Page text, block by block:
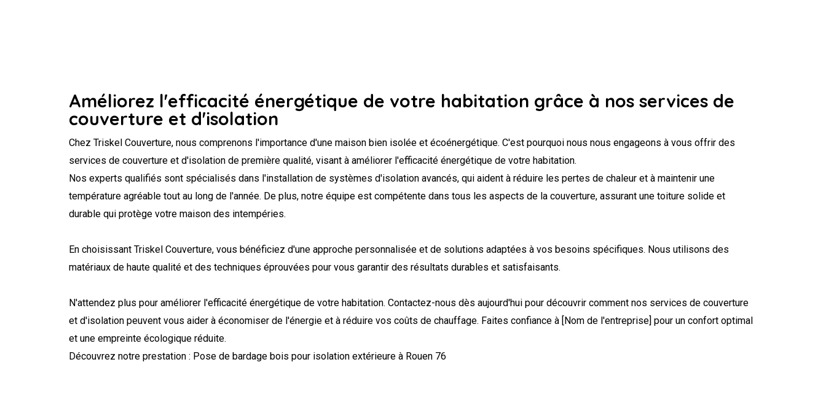
Améliorez l'efficacité énergétique de votre habitation grâce à nos services de
couverture et d'isolation
Chez Triskel Couverture, nous comprenons l'importance d'une maison bien isolée et écoénergétique. C'est pourquoi nous nous engageons à vous offrir des
services de couverture et d'isolation de première qualité, visant à améliorer l'efficacité énergétique de votre habitation.
Nos experts qualifiés sont spécialisés dans l'installation de systèmes d'isolation avancés, qui aident à réduire les pertes de chaleur et à maintenir une
température agréable tout au long de l'année. De plus, notre équipe est compétente dans tous les aspects de la couverture, assurant une toiture solide et
durable qui protège votre maison des intempéries.
En choisissant Triskel Couverture, vous bénéficiez d'une approche personnalisée et de solutions adaptées à vos besoins spécifiques. Nous utilisons des
matériaux de haute qualité et des techniques éprouvées pour vous garantir des résultats durables et satisfaisants.
N'attendez plus pour améliorer l'efficacité énergétique de votre habitation. Contactez-nous dès aujourd'hui pour découvrir comment nos services de couverture
et d'isolation peuvent vous aider à économiser de l'énergie et à réduire vos coûts de chauffage. Faites confiance à [Nom de l'entreprise] pour un confort optimal
et une empreinte écologique réduite.
Découvrez notre prestation : Pose de bardage bois pour isolation extérieure à Rouen 76